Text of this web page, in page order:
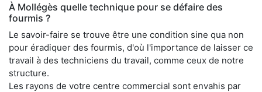
À Mollégès quelle technique pour se défaire des
fourmis ?
Le savoir-faire se trouve être une condition sine qua non
pour éradiquer des fourmis, d'où l'importance de laisser ce
travail à des techniciens du travail, comme ceux de notre
structure.
Les rayons de votre centre commercial sont envahis par